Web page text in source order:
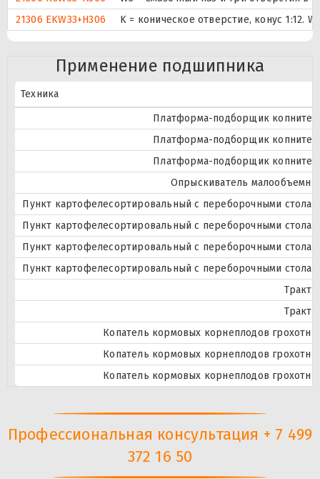
21306 EKW33+H306
K = коническое отверстие, конус 1:12.
Применение подшипника
Техника
Платформа-подборщик
Платформа-подборщик
Платформа-подборщик
Опрыскиватель
Пункт картофелесортировальный с переборочными
Пункт картофелесортировальный с переборочными
Пункт картофелесортировальный с переборочными
Пункт картофелесортировальный с переборочными
Копатель кормовых корнеплодов
Копатель кормовых корнеплодов
Копатель кормовых корнеплодов
Профессиональная консультация + 7 499
372 16 50